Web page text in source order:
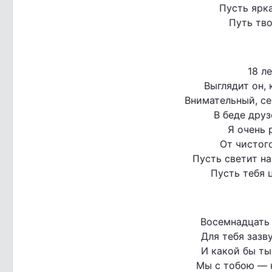
Пусть
Путь
18
Выглядит
Внимательный,
В беде
Я очень
От
Пусть светит
Пусть тебя
Для тебя
И какой бы ты
Мы с тобою —